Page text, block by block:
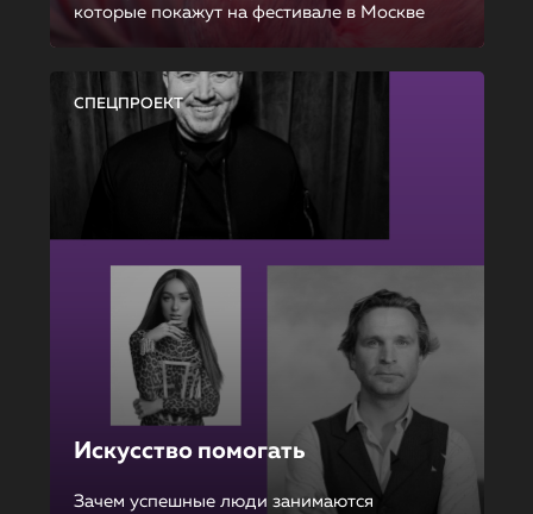
которые покажут на фестивале в Москве
СПЕЦПРОЕКТ
Искусство помогать
Зачем успешные люди занимаются